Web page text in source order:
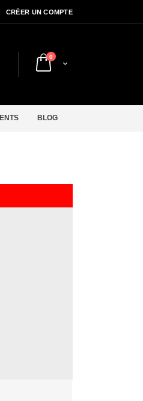
CRÉER UN COMPTE
Cart
0articles
BLOG